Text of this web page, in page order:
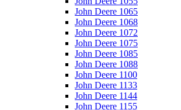
John Deere 1065
John Deere 1068
John Deere 1072
John Deere 1075
John Deere 1085
John Deere 1088
John Deere 1100
John Deere 1133
John Deere 1144
John Deere 1155